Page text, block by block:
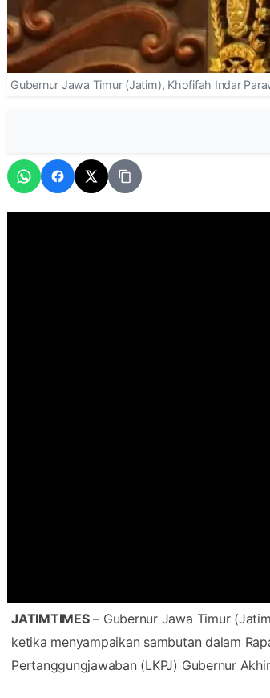
Gubernur Jawa Timur (Jatim), Khofifah Indar
JATIMTIMES– Gubernur Jawa Timur
ketika menyampaikan sambutan dalam
Pertanggungjawaban (LKPJ) Gubernur